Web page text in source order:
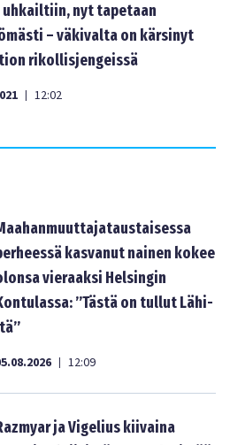
uhkailtiin, nyt tapetaan
– väkivalta on kärsinyt
rikollisjengeissä
| 12:02
kasvanut nainen kokee
vieraaksi Helsingin
”Tästä on tullut Lähi-
| 12:09
ja Vigelius kiivaina